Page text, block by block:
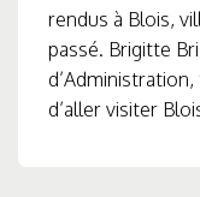
rendus à Blois,
passé. Brigitte
d’aller visiter